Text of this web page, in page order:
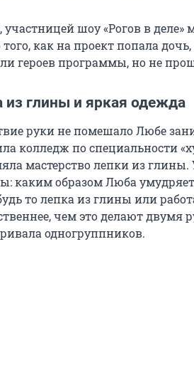
участницей шоу «Рогов в
того, как на проект попала
героев программы, но не
из глины и яркая одежда
руки не помешало Любе
колледж по специальности
мастерство лепки из
каким образом Люба
то лепка из глины или
чем это делают двумя
одногруппников.